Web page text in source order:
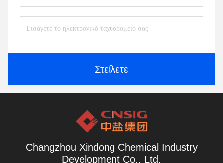
Στείλετε
Changzhou Xindong Chemical Industry
Development Co., Ltd.